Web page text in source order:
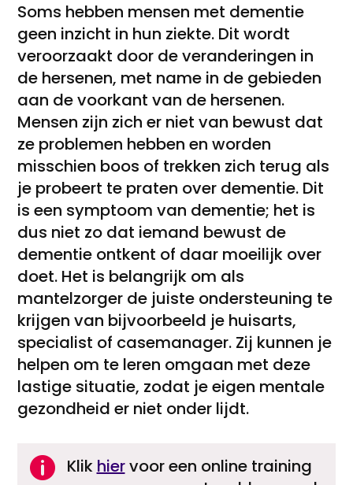
Soms hebben mensen met dementie
geen inzicht in hun ziekte. Dit wordt
veroorzaakt door de veranderingen in
de hersenen, met name in de gebieden
aan de voorkant van de hersenen.
Mensen zijn zich er niet van bewust dat
ze problemen hebben en worden
misschien boos of trekken zich terug als
je probeert te praten over dementie. Dit
is een symptoom van dementie; het is
dus niet zo dat iemand bewust de
dementie ontkent of daar moeilijk over
doet. Het is belangrijk om als
mantelzorger de juiste ondersteuning te
krijgen van bijvoorbeeld je huisarts,
specialist of casemanager. Zij kunnen je
helpen om te leren omgaan met deze
lastige situatie, zodat je eigen mentale
gezondheid er niet onder lijdt.
 Klik hiervoor een online training